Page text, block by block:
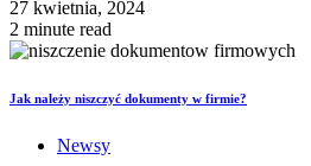
27 kwietnia, 2024
2 minute read
Jak należy niszczyć dokumenty w firmie?
Newsy